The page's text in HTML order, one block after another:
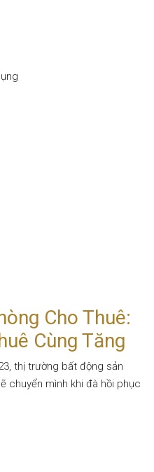
Cho Thuê:
Cùng Tăng
thị trường bất động sản
chuyển mình khi đà hồi phục